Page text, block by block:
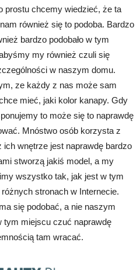
prostu chcemy wiedzieć, że ta
również się to podoba. Bardzo
bardzo podobało w tym
my również czuli się
w naszym domu.
ze każdy z nas może sam
mieć, jaki kolor kanapy. Gdy
to może się to naprawdę
Mnóstwo osób korzysta z
ich wnętrze jest naprawdę bardzo
stworzą jakiś model, a my
wszystko tak, jak jest w tym
stronach w Internecie.
się podobać, a nie naszym
tym miejscu czuć naprawdę
tam wracać.